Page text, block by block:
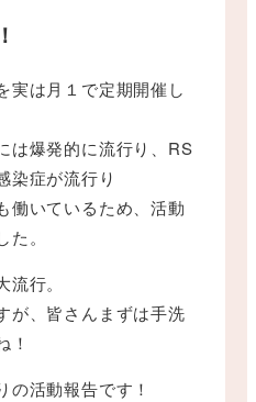
実は月１で定期開催し
は爆発的に流行り、RS
染症が流行り
働いているため、活動
。
行。
が、皆さんまずは手洗
！
の活動報告です！